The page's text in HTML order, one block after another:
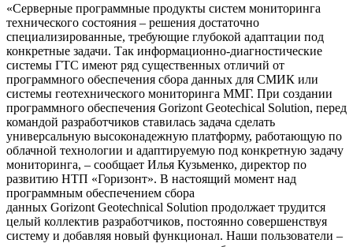
«Серверные программные продукты систем мониторинга
технического состояния – решения достаточно
специализированные, требующие глубокой адаптации под
конкретные задачи. Так информационно-диагностические
системы ГТС имеют ряд существенных отличий от
программного обеспечения сбора данных для СМИК или
системы геотехнического мониторинга ММГ. При создании
программного обеспечения Gorizont Geotechical Solution, перед
командой разработчиков cтавилась задача сделать
универсальную высоконадежную платформу, работающую по
облачной технологии и адаптируемую под конкретную задачу
мониторинга, – сообщает Илья Кузьменко, директор по
развитию НТП «Горизонт». В настоящий момент над
программным обеспечением сбора
данных Gorizont Geotechnical Solution продолжает трудится
целый коллектив разработчиков, постоянно совершенствуя
систему и добавляя новый функционал. Наши пользователи –